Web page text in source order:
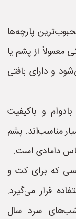
پارچه‌ها
معمولاً از پشم یا
و دارای بافتی
و باکیفیت
مناسب‌اند. پشم
دامادی است.
که برای کت و
قرار می‌گیرد.
سرد سال